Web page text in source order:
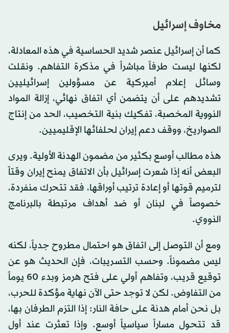
مخاوف إسرائيل
كما أن إسرائيل عنصر شديد الحساسية في هذه المعادلة،
لكنها ليست طرفاً مباشراً في مذكرة التفاهم. ونقلت
وسائل إعلام أميركية عن مسؤولين إسرائيليين
تشديدهم على أن يتضمن أي اتفاق نهائي، إزالة المواد
النووية المخصبة، تفكيك بنية التخصيب، الحد من إنتاج
الصواريخ، ووقف دعم إيران لحلفائها الإقليميين.
هذه مطالب أوسع بكثير من مضمون الهدنة الأولية. ويرى
البعض أنه إذا شعرت إسرائيل بأن الاتفاق يمنح إيران وقتاً
لترميم قوتها أو إعادة ترتيب أوراقها، فقد تتحرك منفردة،
خصوصاً في لبنان أو ضد أهداف مرتبطة بالبرنامج
النووي.
ومع أن التوصل إلى اتفاق هو احتمال مطروح جدياً، لكنه
ليس مضموناً. وحسب التسريبات، فإن الحديث هو عن
توقيع قريب، وتفاهم أولي على فتح هرمز وبدء 60 يوماً
من التفاوض. لكن لا توجد حتى الآن نهاية مؤكدة للحرب،
بل نحن أمام هدنة على حافة النار: إذا التزم الطرفان بها،
قد تتحول مساراً سياسياً أوسع. وإذا تعثرت عند أول